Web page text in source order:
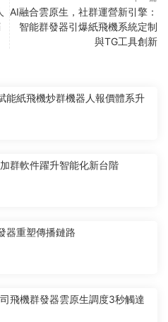
AI融合雲原生，社群運營新引擎：
智能群發器引爆紙飛機系統定制
與TG工具創新
能紙飛機炒群機器人報價體系升
群軟件躍升智能化新台階
器重塑傳播鏈路
飛機群發器雲原生調度3秒觸達